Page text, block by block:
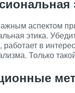
аспектом
этика.
в
Только